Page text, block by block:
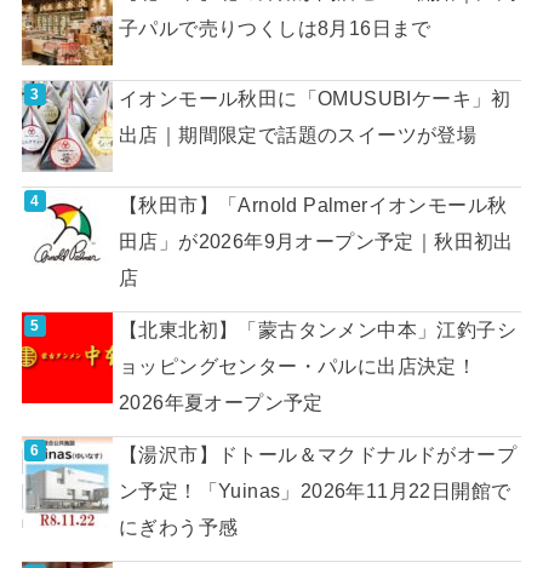
子パルで売りつくしは8月16日まで
イオンモール秋田に「OMUSUBIケーキ」初
出店｜期間限定で話題のスイーツが登場
【秋田市】「Arnold Palmerイオンモール秋
田店」が2026年9月オープン予定｜秋田初出
店
【北東北初】「蒙古タンメン中本」江釣子シ
ョッピングセンター・パルに出店決定！
2026年夏オープン予定
【湯沢市】ドトール＆マクドナルドがオープ
ン予定！「Yuinas」2026年11月22日開館で
にぎわう予感